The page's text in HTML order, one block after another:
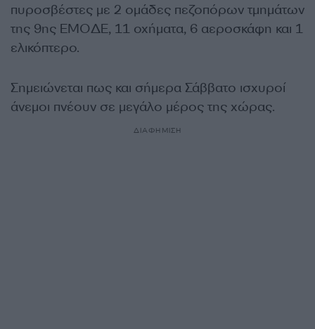
πυροσβέστες με 2 ομάδες πεζοπόρων τμημάτων
της 9ης ΕΜΟΔΕ, 11 οχήματα, 6 αεροσκάφη και 1
ελικόπτερο.
Σημειώνεται πως και σήμερα Σάββατο ισχυροί
άνεμοι πνέουν σε μεγάλο μέρος της χώρας.
ΔΙΑΦΗΜΙΣΗ